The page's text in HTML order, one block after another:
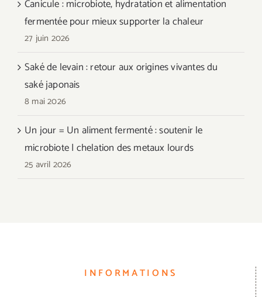
Canicule : microbiote, hydratation et alimentation
fermentée pour mieux supporter la chaleur
27 juin 2026
Saké de levain : retour aux origines vivantes du
saké japonais
8 mai 2026
Un jour = Un aliment fermenté : soutenir le
microbiote | chelation des metaux lourds
25 avril 2026
INFORMATIONS